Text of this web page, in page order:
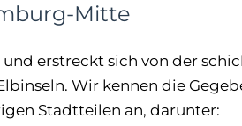
Mitte
erstreckt sich von der
Wir kennen die
Stadtteilen an, darunter: